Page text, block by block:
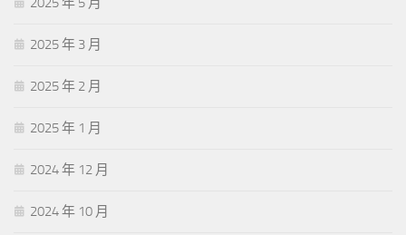
2025 年 3 月
2025 年 2 月
2025 年 1 月
2024 年 12 月
2024 年 10 月